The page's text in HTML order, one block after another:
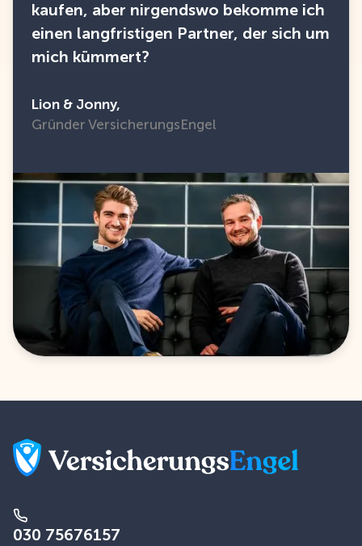
kaufen, aber nirgendswo bekomme ich
einen langfristigen Partner, der sich um
mich kümmert?
Lion & Jonny,
Gründer VersicherungsEngel
030 75676157